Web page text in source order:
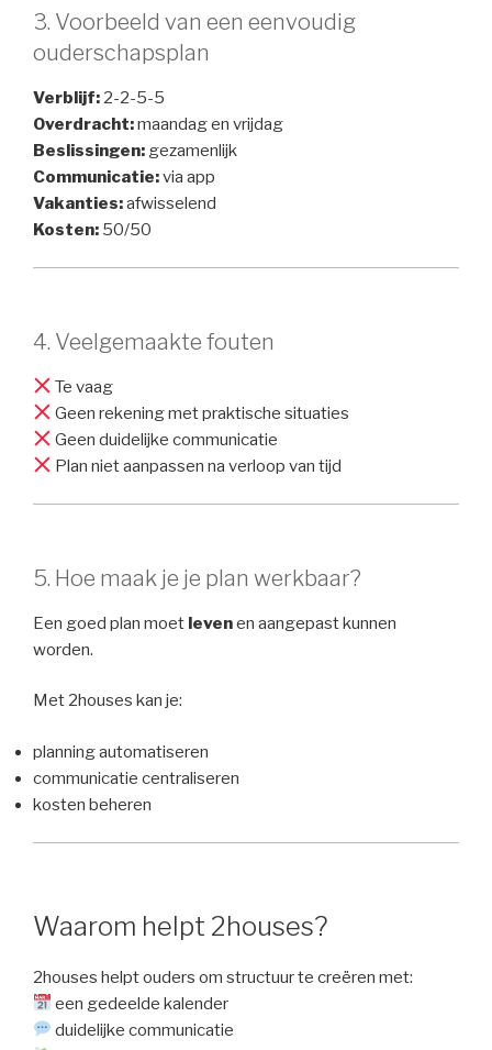
3. Voorbeeld van een eenvoudig
ouderschapsplan
Verblijf: 2-2-5-5
Overdracht:maandag en vrijdag
Beslissingen: gezamenlijk
Communicatie:via app
Vakanties:afwisselend
Kosten: 50/50
4. Veelgemaakte fouten
Te vaag
Geen rekening met praktische situaties
Geen duidelijke communicatie
Plan niet aanpassen na verloop van tijd
5. Hoe maak je je plan werkbaar?
Een goed plan moet levenen aangepast kunnen
worden.
Met 2houses kan je:
planning automatiseren
communicatie centraliseren
kosten beheren
Waarom helpt 2houses?
2houses helpt ouders om structuur te creëren met:
een gedeelde kalender
duidelijke communicatie